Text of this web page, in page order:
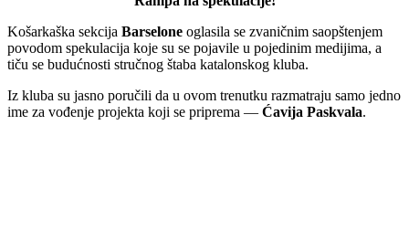
Košarkaška sekcija Barselone oglasila se zvaničnim saopštenjem
povodom spekulacija koje su se pojavile u pojedinim medijima, a
tiču se budućnosti stručnog štaba katalonskog kluba.
Iz kluba su jasno poručili da u ovom trenutku razmatraju samo jedno
ime za vođenje projekta koji se priprema — Ćavija Paskvala.